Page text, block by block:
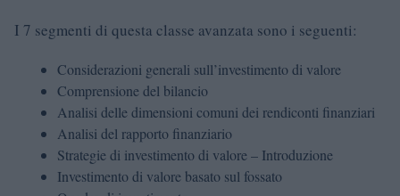
I 7 segmenti di questa classe avanzata sono i seguenti:
Considerazioni generali sull’investimento di valore
Comprensione del bilancio
Analisi delle dimensioni comuni dei rendiconti finanziari
Analisi del rapporto finanziario
Strategie di investimento di valore – Introduzione
Investimento di valore basato sul fossato